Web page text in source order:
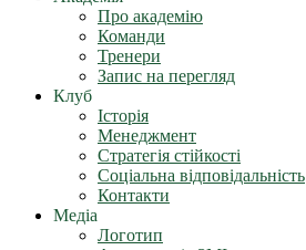
Про академію
Команди
Тренери
Запис на перегляд
Клуб
Історія
Менеджмент
Стратегія стійкості
Соціальна відповідальність
Контакти
Медіа
Логотип